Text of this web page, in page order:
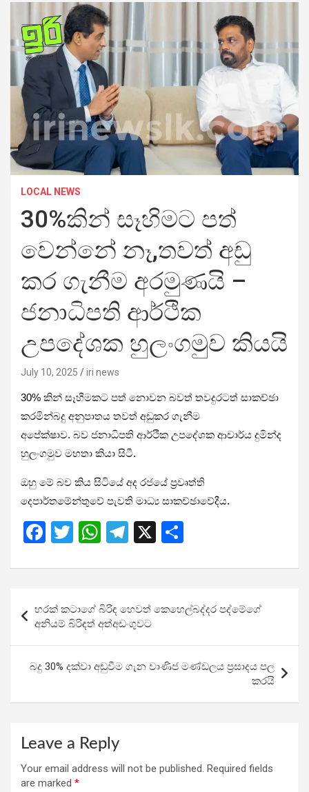
LOCAL NEWS
30%කින් සෑහිමට පත්
වෙන්නේ නෑ,තවත් අඩු
කර ගැනීම අරමුණයි –
ජනාධිපති ආර්ථික
උපදේශක හුලංගමුව කියයි
July 10, 2025 iri news
30% කින් සෑහීමකට පත් නොවන බවත් තවදුරටත් සාකච්ඡා
කරමින්බදු අනුපාතය තවත් අඩුකර ගැනීම
අපේක්ෂාව. බව ජනාධිපති ආර්ථික උපදේශක ආචාර්ය දුමින්ද
හුලංගමුව මහතා කියා සිටී.
ඔහු මේ බව කිය සිටියේ අද රජයේ ප්‍රවෘත්ති
දෙපාර්තමේන්තුවේ පැවති මාධ්‍ය සාකච්ඡාවේදීය.
F
ce
b
o
o
k
T
tt
er
W
at
s
A
p
p
T
e
gr
a
m
X
ar
e
navigation
හරක් කටාගේ බිරිඳ හෙවත් කෙහෙල්බද්දර පද්මේගේ
අනියම් බිරිඳත් අත්අඩංගුවට
බදු 30% දක්වා අඩුවීම ගැන වාණිජ මණ්ඩලය ප්‍රසාදය පල
කරයි
Leave a Reply
Your email address will not be published. Required fields
are marked *